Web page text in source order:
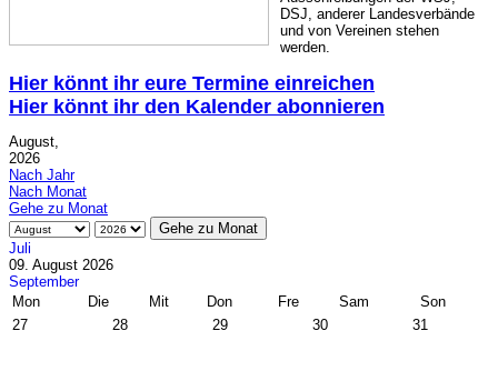
DSJ, anderer Landesverbände
und von Vereinen stehen
werden.
Hier könnt ihr eure Termine einreichen
Hier könnt ihr den Kalender abonnieren
August,
2026
Nach Jahr
Nach Monat
Gehe zu Monat
Gehe zu Monat
Juli
09. August 2026
September
Mon
Die Mit Don Fre Sam
Son
27
28 29 30 31